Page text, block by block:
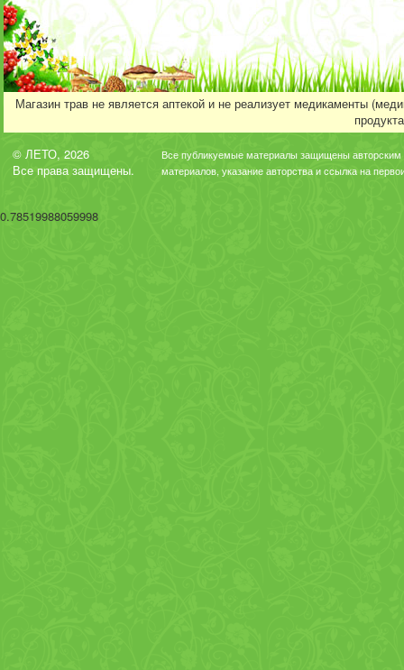
Магазин трав не является аптекой и не реализует медикаменты
© ЛЕТО, 2026
Все права защищены.
Все публикуемые материалы защищены авторским
материалов, указание авторства и ссылка на
0.78519988059998